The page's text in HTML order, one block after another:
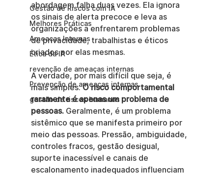
Gestão de Riscos com IA
Melhores Práticas
Ameaças Internas
Ética da IA
revenção de ameaças internas
Prevenção de ameaças internas
gestão de riscos humanos
abordagem falha duas vezes. Ela ignora
os sinais de alerta precoce e leva as
organizações a enfrentarem problemas
de privacidade, trabalhistas e éticos
criados por elas mesmas.
A verdade, por mais difícil que seja, é
mais simples. O risco comportamental
raramente é apenas um problema de
pessoas. Geralmente, é um problema
sistêmico que se manifesta primeiro por
meio das pessoas. Pressão, ambiguidade,
controles fracos, gestão desigual,
suporte inacessível e canais de
escalonamento inadequados influenciam